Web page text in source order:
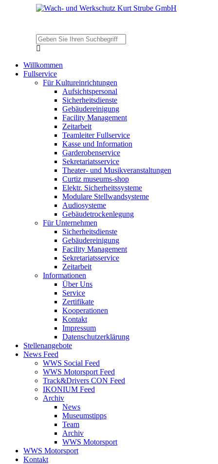
Willkommen
Fullservice
Für Kultureinrichtungen
Aufsichtspersonal
Sicherheitsdienste
Gebäudereinigung
Facility Management
Zeitarbeit
Teamleiter Fullservice
Kasse und Information
Garderobenservice
Sekretariatsservice
Theater- und Musikveranstaltungen
Curtiz museums-shop
Elektr. Sicherheitssysteme
Modulare Stellwandsysteme
Audiosysteme
Gebäudetrockenlegung
Für Unternehmen
Sicherheitsdienste
Gebäudereinigung
Facility Management
Sekretariatsservice
Zeitarbeit
Informationen
Über Uns
Service
Zertifikate
Kooperationen
Kontakt
Impressum
Datenschutzerklärung
Stellenangebote
News Feed
WWS Social Feed
WWS Motorsport Feed
Track&Drivers CON Feed
IKONIUM Feed
Archiv
News
Museumstipps
Team
Archiv
WWS Motorsport
WWS Motorsport
Kontakt